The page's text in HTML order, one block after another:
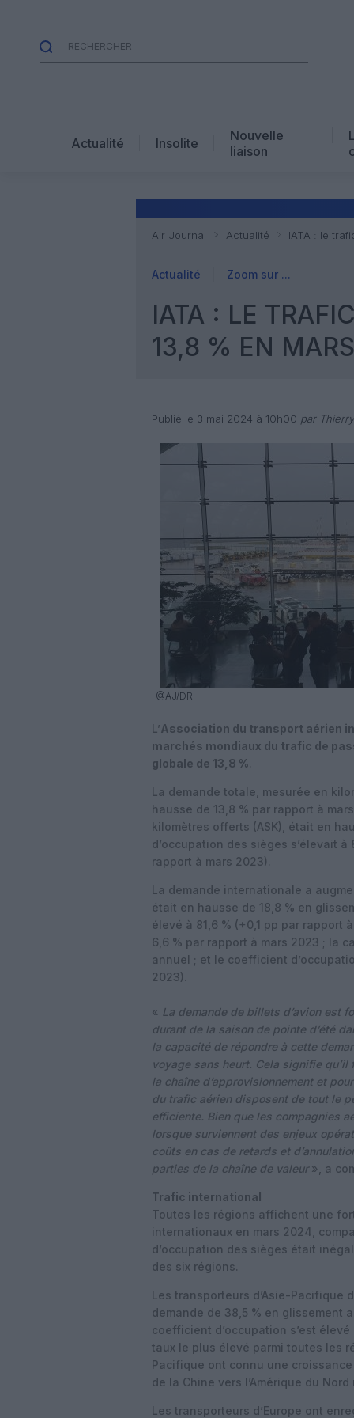
Actualité Insolite
Nouvelle
liaison
Air Journal Actualité IATA : le
Actualité Zoom sur ...
IATA : LE
13,8 % EN MARS
Publié le 3 mai 2024 à 10h00 par
@AJ/DR
L’Association du transport aérien
marchés mondiaux du trafic de
globale de 13,8 %.
La demande totale, mesurée en
hausse de 13,8 % par rapport à
kilomètres offerts (ASK), était en
d’occupation des sièges s’élevait
rapport à mars 2023).
La demande internationale a
était en hausse de 18,8 % en
élevé à 81,6 % (+0,1 pp par rapport
6,6 % par rapport à mars 2023 ; la
annuel ; et le coefficient
2023).
« La demande de billets d’avion est
durant de la saison de pointe d’été
la capacité de répondre à cette
voyage sans heurt. Cela signifie
la chaîne d’approvisionnement et
du trafic aérien disposent de tout le
efficiente. Bien que les compagnies
lorsque surviennent des enjeux
coûts en cas de retards et
parties de la chaîne de valeur», a
Trafic international
Toutes les régions affichent une
internationaux en mars 2024,
d’occupation des sièges était
des six régions.
Les transporteurs d’Asie-Pacifique
demande de 38,5 % en glissement
coefficient d’occupation s’est
taux le plus élevé parmi toutes les
Pacifique ont connu une
de la Chine vers l’Amérique du
Les transporteurs d’Europe ont